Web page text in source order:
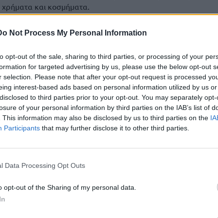
Not Process My Personal Information
opt-out of the sale, sharing to third parties, or processing of your
for targeted advertising by us, please use the below opt-out
selection. Please note that after your opt-out request is processed
interest-based ads based on personal information utilized by us
to third parties prior to your opt-out. You may separately
of your personal information by third parties on the IAB’s list of
This information may also be disclosed by us to third parties on the
Participants that may further disclose it to other third parties.
Data Processing Opt Outs
opt-out of the Sharing of my personal data.
χρήματα και κοσμήματα.
και εμπεριστατωμένη έρευνα του Τμήματος Δίωξης και
περιπτώσεις κλοπών και απόπειρας αυτής σε οικίες
το Βραχάτι και σε τοπικές κοινότητες του δήμου
προχθές (29.3.2025) το μεσημέρι, σε τοπική κοινότητα του
του Τμήματος Δίωξης και Εξιχνίασης Εγκλημάτων
της οποίας σχηματίσθηκε δικογραφία για
και απόπειρας αυτής, η οποία περιλαμβάνει ακόμη -3-
και κατασχέθηκε κινητό τηλέφωνο.
διερεύνησης, που διεξήχθη από το Τμήμα